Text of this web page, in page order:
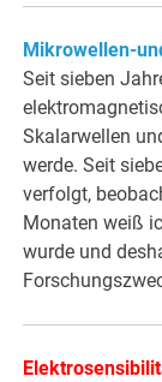
Mikrowellen-
Seit sieben
Skalarwellen
werde. Seit
verfolgt,
Monaten weiß
wurde und